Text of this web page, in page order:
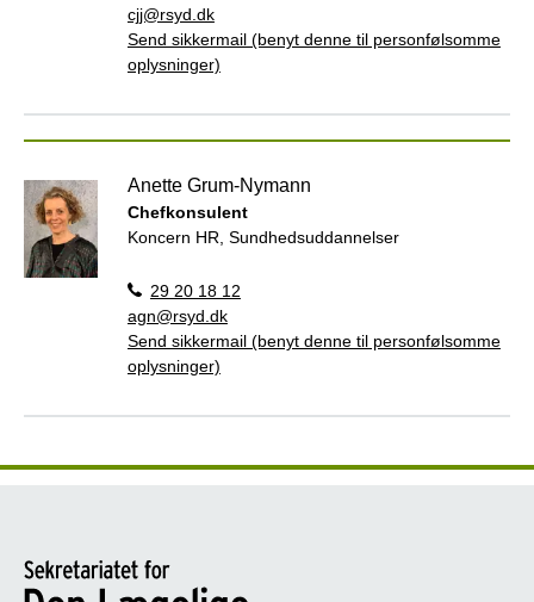
cjj@rsyd.dk
Send sikkermail (benyt denne til personfølsomme
oplysninger)
Anette Grum-Nymann
Chefkonsulent
Koncern HR, Sundhedsuddannelser
29 20 18 12
agn@rsyd.dk
Send sikkermail (benyt denne til personfølsomme
oplysninger)